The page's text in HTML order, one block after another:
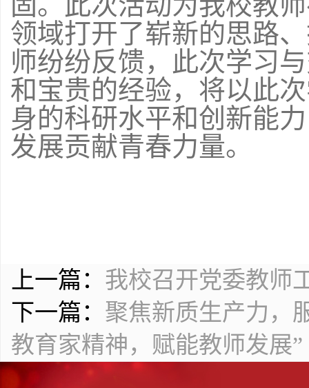
领域打开了崭新的思路
师纷纷反馈，此次学习
和宝贵的经验，将以此
身的科研水平和创新能
发展贡献青春力量。
上一篇： 我校召开党委教师
下一篇： 聚焦新质生产力，
教育家精神，赋能教师发展